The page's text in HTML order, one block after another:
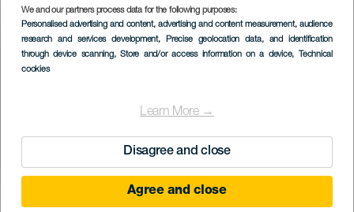
We and our partners process data for the following purposes:
Personalised advertising and content, advertising and content measurement, audience
research and services development, Precise geolocation data, and identification
through device scanning, Store and/or access information on a device, Technical
cookies
Learn More →
Disagree and close
Agree and close
Imagen
Listado